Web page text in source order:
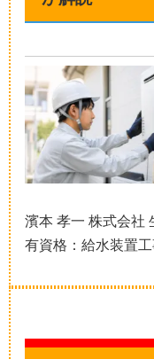
濱本 孝一 株式会
有資格：給水装置